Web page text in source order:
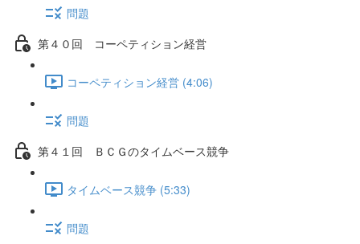
問題
第４０回 コーペティション経営
コーペティション経営 (4:06)
問題
第４１回 ＢＣＧのタイムベース競争
タイムベース競争 (5:33)
問題